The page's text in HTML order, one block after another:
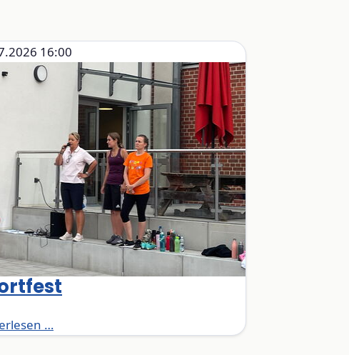
16:00
…